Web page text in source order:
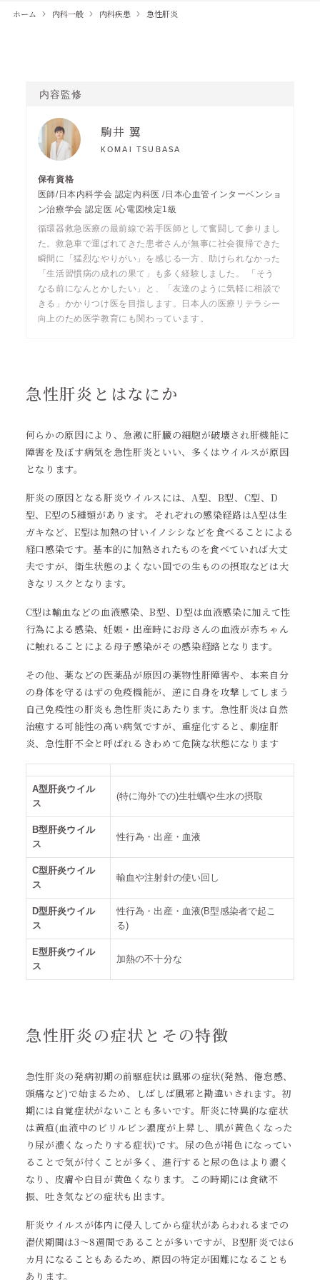
ホーム 内科一般 内科疾患 急性肝炎
内容監修
駒井 翼
KOMAI TSUBASA
医師/日本内科学会 認定内科医 /日本心血管インターベンショ
ン治療学会 認定医 /心電図検定1級
循環器救急医療の最前線で若手医師として奮闘して参りまし
た。救急車で運ばれてきた患者さんが無事に社会復帰できた
瞬間に「猛烈なやりがい」を感じる一方、助けられなかった
「生活習慣病の成れの果て」も多く経験しました。 「そう
なる前になんとかしたい」と、「友達のように気軽に相談で
きる」かかりつけ医を目指します。日本人の医療リテラシー
向上のため医学教育にも関わっています。
急性肝炎とはなにか
何らかの原因により、急激に肝臓の細胞が破壊され肝機能に
障害を及ぼす病気を急性肝炎といい、多くはウイルスが原因
となります。
肝炎の原因となる肝炎ウイルスには、A型、B型、C型、D
型、E型の5種類があります。それぞれの感染経路はA型は生
ガキなど、E型は加熱の甘いイノシシなどを食べることによる
経口感染です。基本的に加熱されたものを食べていれば大丈
夫ですが、衛生状態のよくない国での生ものの摂取などは大
きなリスクとなります。
C型は輸血などの血液感染、B型、D型は血液感染に加えて性
行為による感染、妊娠・出産時にお母さんの血液が赤ちゃん
に触れることによる母子感染がその感染経路となります。
その他、薬などの医薬品が原因の薬物性肝障害や、本来自分
の身体を守るはずの免疫機能が、逆に自身を攻撃してしまう
自己免疫性の肝炎も急性肝炎にあたります。急性肝炎は自然
治癒する可能性の高い病気ですが、重症化すると、劇症肝
炎、急性肝不全と呼ばれるきわめて危険な状態になります
A型肝炎ウイル
ス
(特に海外での)生牡蠣や生水の摂取
B型肝炎ウイル
ス
性行為・出産・血液
C型肝炎ウイル
ス
輸血や注射針の使い回し
D型肝炎ウイル
ス
性行為・出産・血液(B型感染者で起こ
る)
E型肝炎ウイル
ス
加熱の不十分な
急性肝炎の症状とその特徴
急性肝炎の発病初期の前駆症状は風邪の症状(発熱、倦怠感、
頭痛など)で始まるため、しばしば風邪と勘違いされます。初
期には自覚症状がないことも多いです。肝炎に特異的な症状
は黄疸(血液中のビリルビン濃度が上昇し、肌が黄色くなった
り尿が濃くなったりする症状)です。尿の色が褐色になってい
ることで気が付くことが多く、進行すると尿の色はより濃く
なり、皮膚や白目が黄色くなります。この時期には食欲不
振、吐き気などの症状も出ます。
肝炎ウイルスが体内に侵入してから症状があらわれるまでの
潜伏期間は3～8週間であることが多いですが、B型肝炎では6
カ月になることもあるため、原因の特定が困難になることも
あります。